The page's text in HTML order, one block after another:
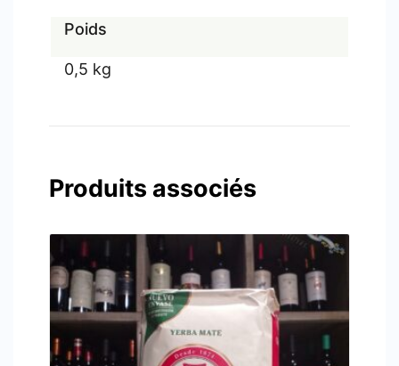
Poids
0,5 kg
Produits associés